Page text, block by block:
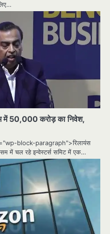
में 50,000 करोड़ का निवेश,
block-paragraph">रिलायंस
में चल रहे इन्वेस्टर्स समिट में एक…